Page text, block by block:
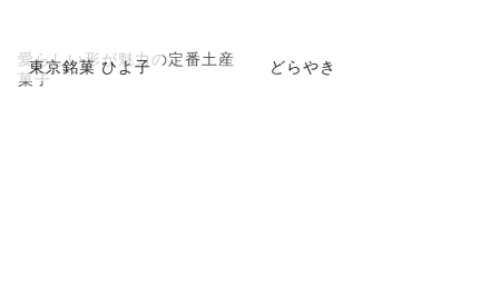
東京銘菓 ひよ子
愛らしい形が魅力の定番土産
菓子
どらやき